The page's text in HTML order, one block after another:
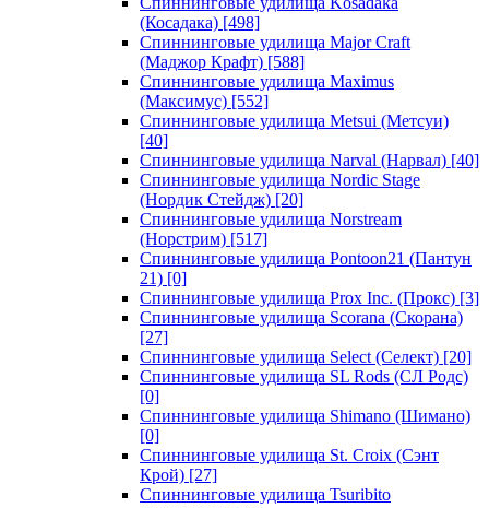
(Косадака) [498]
Спиннинговые удилища Major Craft
(Маджор Крафт) [588]
Спиннинговые удилища Maximus
(Максимус) [552]
Спиннинговые удилища Metsui (Метсуи)
[40]
Спиннинговые удилища Narval (Нарвал) [40]
Спиннинговые удилища Nordic Stage
(Нордик Стейдж) [20]
Спиннинговые удилища Norstream
(Норстрим) [517]
Спиннинговые удилища Pontoon21 (Пантун
21) [0]
Спиннинговые удилища Prox Inc. (Прокс) [3]
Спиннинговые удилища Scorana (Скорана)
[27]
Спиннинговые удилища Select (Селект) [20]
Спиннинговые удилища SL Rods (СЛ Родс)
[0]
Спиннинговые удилища Shimano (Шимано)
[0]
Спиннинговые удилища St. Croix (Сэнт
Крой) [27]
Спиннинговые удилища Tsuribito